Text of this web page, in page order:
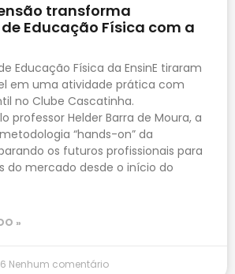
transforma
Educação Física com a
Educação Física da EnsinE tiraram
em uma atividade prática com
no Clube Cascatinha.
professor Helder Barra de Moura, a
“hands-on” da
os futuros profissionais para
do mercado desde o início do
»
Nenhum comentário